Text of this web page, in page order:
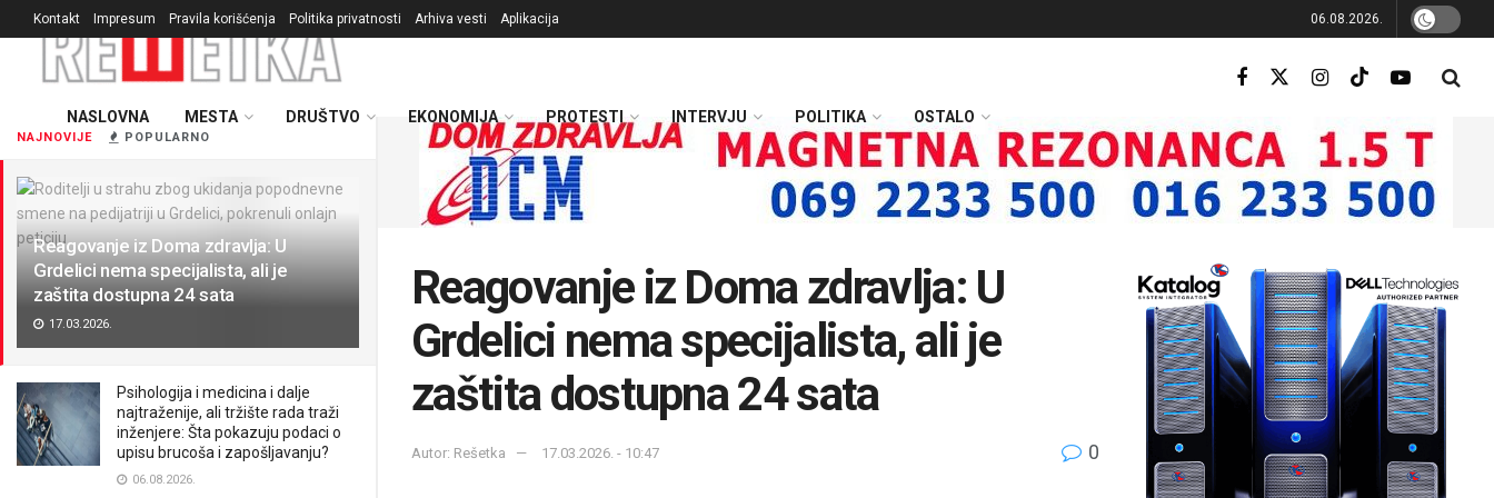
NAJNOVIJE POPULARNO
Reagovanje iz Doma zdravlja: U
Grdelici nema specijalista, ali je
zaštita dostupna 24 sata
17.03.2026.
Psihologija i medicina i dalje
najtraženije, ali tržište rada traži
inženjere: Šta pokazuju podaci o
upisu brucoša i zapošljavanju?
06.08.2026.
Kontakt Impresum Pravila korišćenja Politika privatnosti Arhiva vesti Aplikacija 06.08.2026.
NASLOVNA MESTA DRUŠTVO EKONOMIJA PROTESTI INTERVJU POLITIKA OSTALO
Reagovanje iz Doma zdravlja: U
Grdelici nema specijalista, ali je
zaštita dostupna 24 sata
Autor: Rešetka 17.03.2026. - 10:47 0